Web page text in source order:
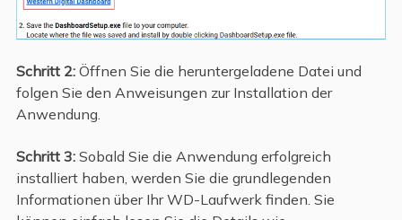
Schritt 2: Öffnen Sie die heruntergeladene Datei und
folgen Sie den Anweisungen zur Installation der
Anwendung.
Schritt 3: Sobald Sie die Anwendung erfolgreich
installiert haben, werden Sie die grundlegenden
Informationen über Ihr WD-Laufwerk finden. Sie